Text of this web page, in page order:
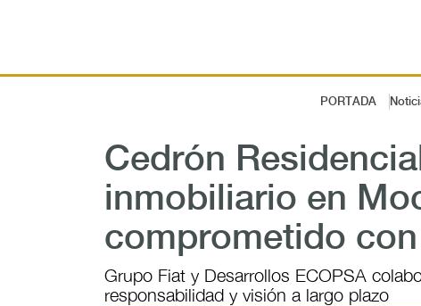
PORTADA
Cedrón
inmobiliario en
comprometido
Grupo Fiat y Desarrollos ECOPSA
responsabilidad y visión a largo plazo